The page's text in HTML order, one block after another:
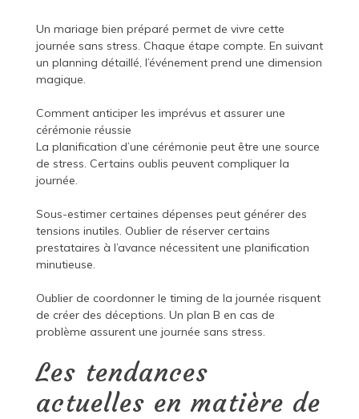
Un mariage bien préparé permet de vivre cette
journée sans stress. Chaque étape compte. En suivant
un planning détaillé, l’événement prend une dimension
magique.
Comment anticiper les imprévus et assurer une
cérémonie réussie
La planification d’une cérémonie peut être une source
de stress. Certains oublis peuvent compliquer la
journée.
Sous-estimer certaines dépenses peut générer des
tensions inutiles. Oublier de réserver certains
prestataires à l’avance nécessitent une planification
minutieuse.
Oublier de coordonner le timing de la journée risquent
de créer des déceptions. Un plan B en cas de
problème assurent une journée sans stress.
Les tendances
actuelles en matière de